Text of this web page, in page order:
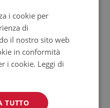
e ai raggi UV.
antiscivolo;
i cookie per
di
il nostro sito web
in conformità
i cookie. Leggi di
TUTTO